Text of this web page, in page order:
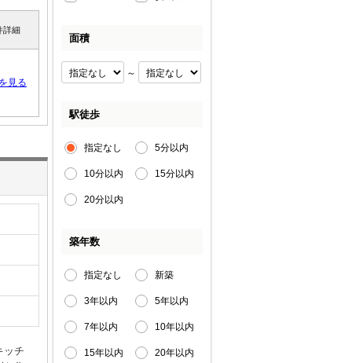
詳細
見る
ッチ
面積
～
駅徒歩
指定なし 5分以内
10分以内 15分以内
20分以内
築年数
指定なし 新築
3年以内 5年以内
7年以内 10年以内
15年以内 20年以内